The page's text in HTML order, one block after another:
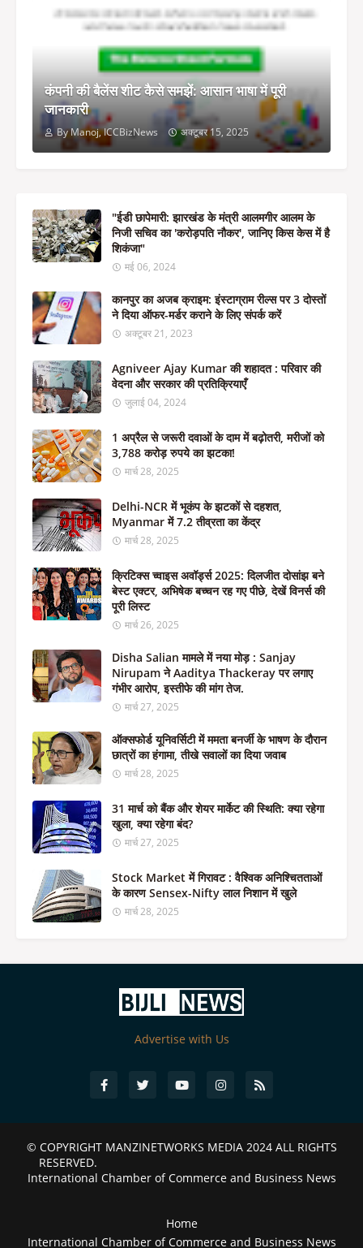
कंपनी की बैलेंस शीट कैसे समझें: आसान भाषा में पूरी
जानकारी
By Manoj, ICCBizNews अक्टूबर 15, 2025
"ईडी छापेमारी: झारखंड के मंत्री आलमगीर आलम के
निजी सचिव का 'करोड़पति नौकर', जानिए किस केस में है
शिकंजा"
मई 06, 2024
कानपुर का अजब क्राइम: इंस्टाग्राम रील्स पर 3 दोस्तों
ने दिया ऑफर-मर्डर कराने के लिए संपर्क करें
अक्टूबर 21, 2023
Agniveer Ajay Kumar की शहादत : परिवार की
वेदना और सरकार की प्रतिक्रियाएँ
जुलाई 04, 2024
1 अप्रैल से जरूरी दवाओं के दाम में बढ़ोतरी, मरीजों को
3,788 करोड़ रुपये का झटका!
मार्च 28, 2025
Delhi-NCR में भूकंप के झटकों से दहशत,
Myanmar में 7.2 तीव्रता का केंद्र
मार्च 28, 2025
क्रिटिक्स च्वाइस अवॉर्ड्स 2025: दिलजीत दोसांझ बने
बेस्ट एक्टर, अभिषेक बच्चन रह गए पीछे, देखें विनर्स की
पूरी लिस्ट
मार्च 26, 2025
Disha Salian मामले में नया मोड़ : Sanjay
Nirupam ने Aaditya Thackeray पर लगाए
गंभीर आरोप, इस्तीफे की मांग तेज.
मार्च 27, 2025
ऑक्सफोर्ड यूनिवर्सिटी में ममता बनर्जी के भाषण के दौरान
छात्रों का हंगामा, तीखे सवालों का दिया जवाब
मार्च 28, 2025
31 मार्च को बैंक और शेयर मार्केट की स्थिति: क्या रहेगा
खुला, क्या रहेगा बंद?
मार्च 27, 2025
Stock Market में गिरावट : वैश्विक अनिश्चितताओं
के कारण Sensex-Nifty लाल निशान में खुले
मार्च 28, 2025
Advertise with Us
© COPYRIGHT MANZINETWORKS MEDIA 2024ALL RIGHTS
RESERVED.
International Chamber of Commerce and Business News
Home
International Chamber of Commerce and Business News